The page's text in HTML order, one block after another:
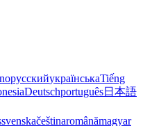
русскийукраїнськаTiếng
Deutschportuguês日本語
svenskačeštinaromânămagyar